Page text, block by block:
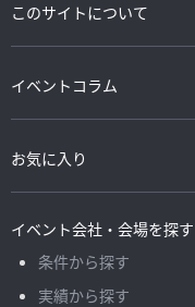
このサイトについて
イベントコラム
お気に入り
イベント会社・会場を探す
条件から探す
実績から探す